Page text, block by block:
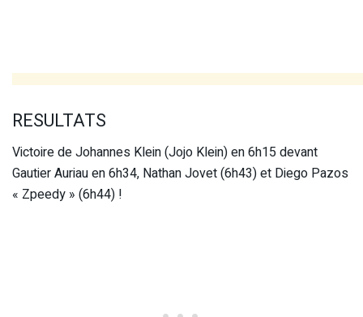
RESULTATS
Victoire de Johannes Klein (Jojo Klein) en 6h15 devant
Gautier Auriau en 6h34, Nathan Jovet (6h43) et Diego Pazos
« Zpeedy » (6h44) !